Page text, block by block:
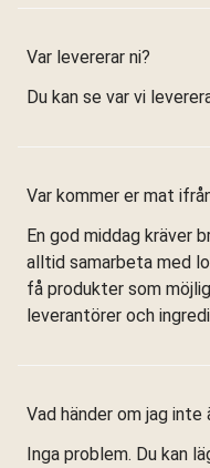
Var levererar ni?
Du kan se var vi
Var kommer er mat
En god middag kräver
alltid samarbeta med
få produkter som
leverantörer och
Vad händer om jag inte
Inga problem. Du kan